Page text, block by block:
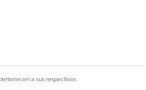
a sus respectivos